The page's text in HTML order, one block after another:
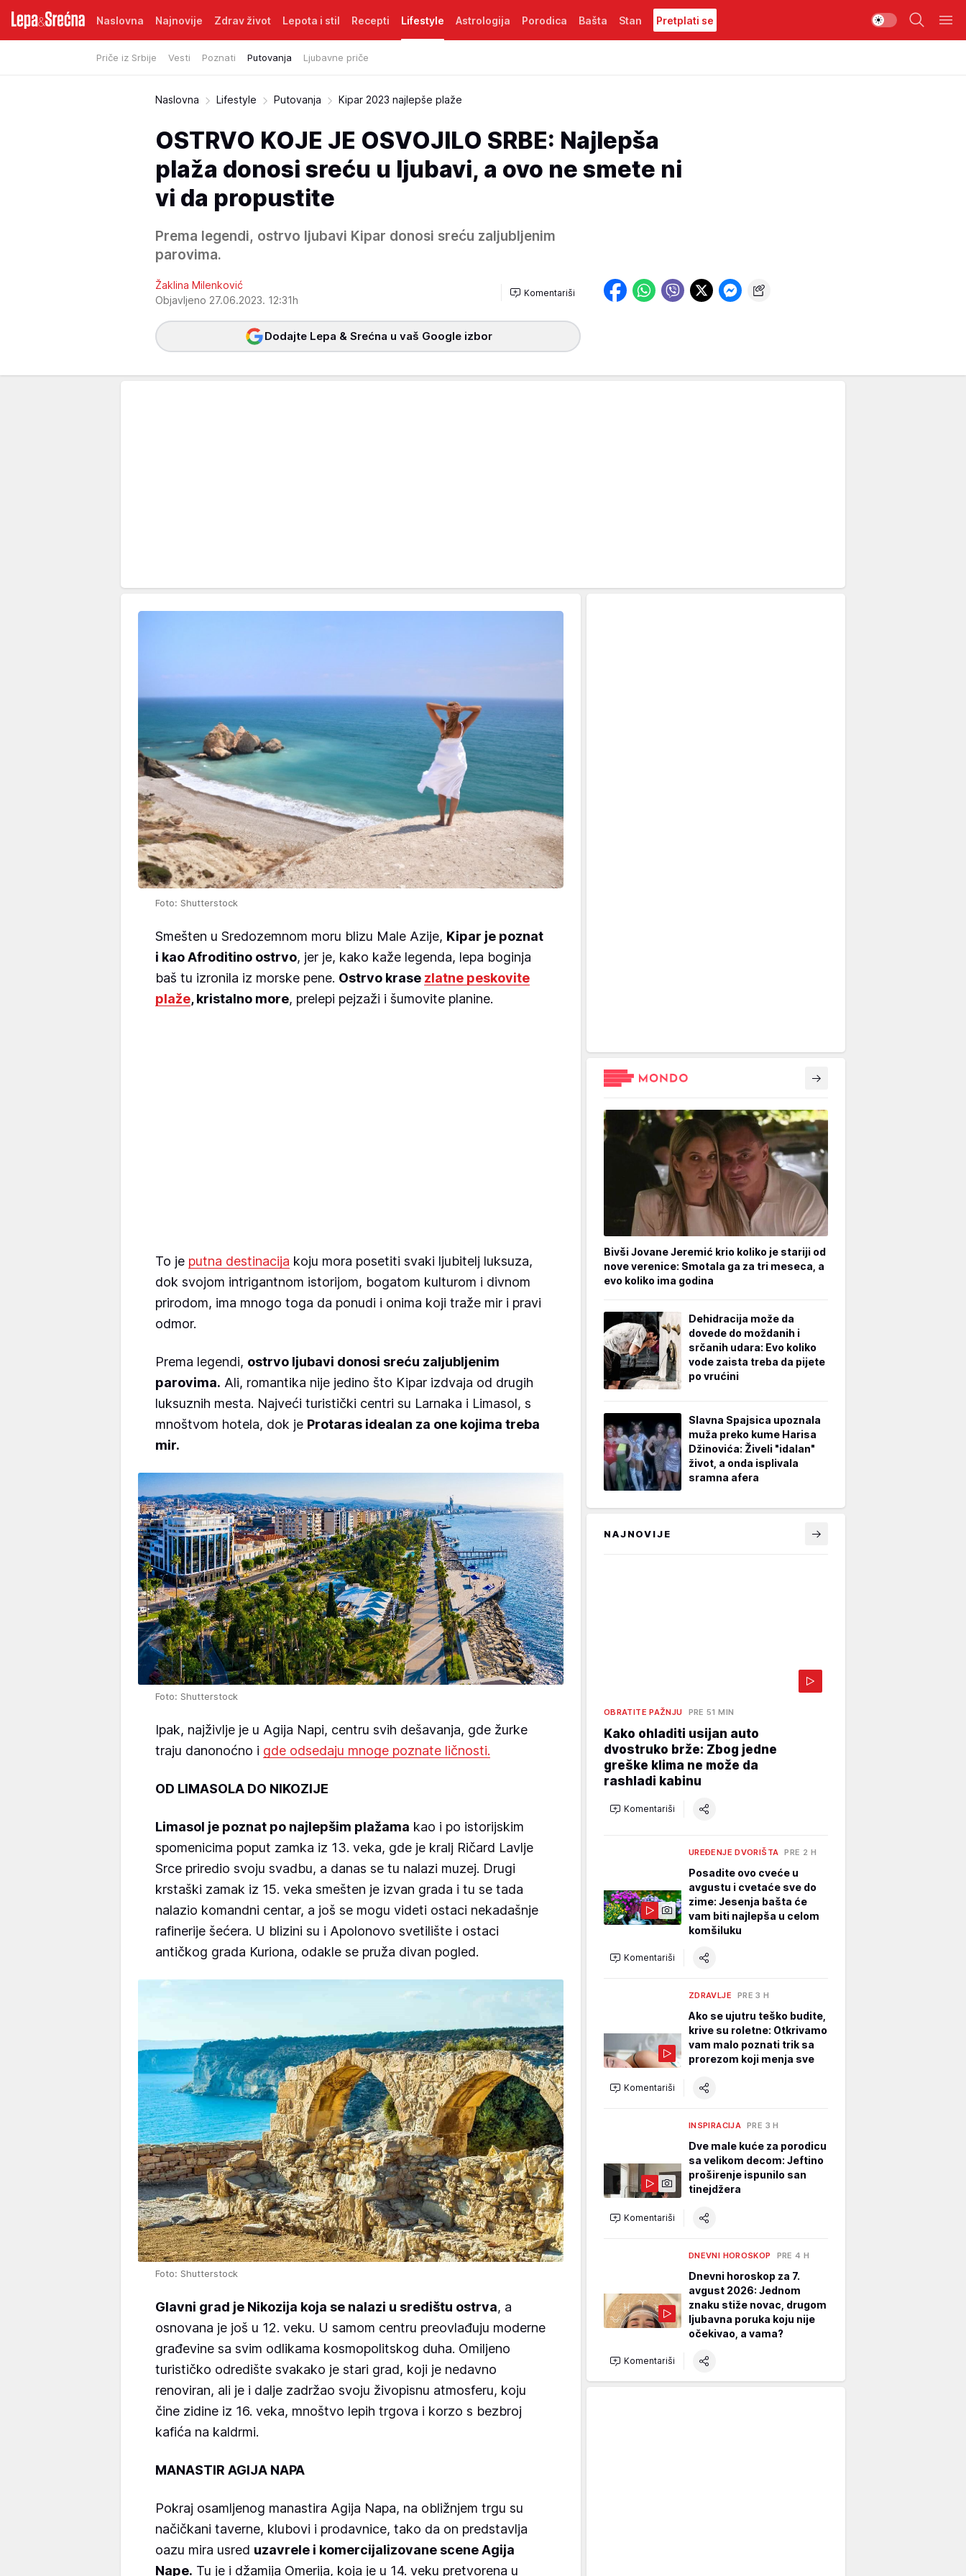
Naslovna Najnovije Zdrav život Lepota i stil Recepti Lifestyle
Priče iz Srbije Vesti Poznati Putovanja Ljubavne priče
Astrologija Porodica Bašta Stan Pretplati se
Naslovna Lifestyle Putovanja Kipar 2023 najlepše plaže
OSTRVO KOJE JE OSVOJILO SRBE: Najlepša
plaža donosi sreću u ljubavi, a ovo ne smete ni
vi da propustite
Prema legendi, ostrvo ljubavi Kipar donosi sreću zaljubljenim
parovima.
Žaklina Milenković
Objavljeno 27.06.2023. 12:31h
Komentariši
Dodajte Lepa & Srećna u vaš Google izbor
Foto: Shutterstock
Smešten u Sredozemnom moru blizu Male Azije, Kipar je poznat
i kao Afroditino ostrvo, jer je, kako kaže legenda, lepa boginja
baš tu izronila iz morske pene. Ostrvo krase zlatne peskovite
plaže, kristalno more, prelepi pejzaži i šumovite planine.
To je putna destinacija koju mora posetiti svaki ljubitelj luksuza,
dok svojom intrigantnom istorijom, bogatom kulturom i divnom
prirodom, ima mnogo toga da ponudi i onima koji traže mir i pravi
odmor.
Prema legendi, ostrvo ljubavi donosi sreću zaljubljenim
parovima. Ali, romantika nije jedino što Kipar izdvaja od drugih
luksuznih mesta. Najveći turistički centri su Larnaka i Limasol, s
mnoštvom hotela, dok je Protaras idealan za one kojima treba
mir.
Foto: Shutterstock
Ipak, najživlje je u Agija Napi, centru svih dešavanja, gde žurke
traju danonoćno i gde odsedaju mnoge poznate ličnosti.
OD LIMASOLA DO NIKOZIJE
Limasol je poznat po najlepšim plažama kao i po istorijskim
spomenicima poput zamka iz 13. veka, gde je kralj Ričard Lavlje
Srce priredio svoju svadbu, a danas se tu nalazi muzej. Drugi
krstaški zamak iz 15. veka smešten je izvan grada i tu se tada
nalazio komandni centar, a još se mogu videti ostaci nekadašnje
rafinerije šećera. U blizini su i Apolonovo svetilište i ostaci
antičkog grada Kuriona, odakle se pruža divan pogled.
Foto: Shutterstock
Glavni grad je Nikozija koja se nalazi u središtu ostrva, a
osnovana je još u 12. veku. U samom centru preovlađuju moderne
građevine sa svim odlikama kosmopolitskog duha. Omiljeno
turističko odredište svakako je stari grad, koji je nedavno
renoviran, ali je i dalje zadržao svoju živopisnu atmosferu, koju
čine zidine iz 16. veka, mnoštvo lepih trgova i korzo s bezbroj
kafića na kaldrmi.
MANASTIR AGIJA NAPA
Pokraj osamljenog manastira Agija Napa, na obližnjem trgu su
načičkani taverne, klubovi i prodavnice, tako da on predstavlja
oazu mira usred uzavrele i komercijalizovane scene Agija
Nape. Tu je i džamija Omerija, koja je u 14. veku pretvorena u
Bivši Jovane Jeremić krio koliko je stariji od
nove verenice: Smotala ga za tri meseca, a
evo koliko ima godina
Dehidracija može da
dovede do moždanih i
srčanih udara: Evo koliko
vode zaista treba da pijete
po vrućini
Slavna Spajsica upoznala
muža preko kume Harisa
Džinovića: Živeli "idalan"
život, a onda isplivala
sramna afera
NAJNOVIJE
OBRATITE PAŽNJU PRE 51 MIN
Kako ohladiti usijan auto
dvostruko brže: Zbog jedne
greške klima ne može da
rashladi kabinu
Komentariši
UREĐENJE DVORIŠTA PRE 2 H
Posadite ovo cveće u
avgustu i cvetaće sve do
zime: Jesenja bašta će
vam biti najlepša u celom
komšiluku
Komentariši
ZDRAVLJE PRE 3 H
Ako se ujutru teško budite,
krive su roletne: Otkrivamo
vam malo poznati trik sa
prorezom koji menja sve
Komentariši
INSPIRACIJA PRE 3 H
Dve male kuće za porodicu
sa velikom decom: Jeftino
proširenje ispunilo san
tinejdžera
Komentariši
DNEVNI HOROSKOP PRE 4 H
Dnevni horoskop za 7.
avgust 2026: Jednom
znaku stiže novac, drugom
ljubavna poruka koju nije
očekivao, a vama?
Komentariši